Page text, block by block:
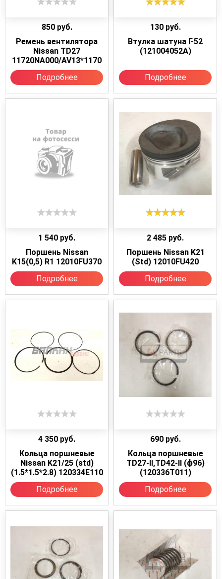
850 руб.
Ремень вентилятора
Nissan TD27
11720NA000/AV13*1170
Подробнее
130 руб.
Втулка шатуна Г-52
(121004052А)
Подробнее
1 540 руб.
Поршень Nissan
K15(0,5) R1 12010FU370
Подробнее
2 485 руб.
Поршень Nissan K21
(Std) 12010FU420
Подробнее
4 350 руб.
Кольца поршневые
Nissan K21/25 (std)
(1.5*1.5*2.8) 120334E110
Подробнее
690 руб.
Кольца поршневые
TD27-II,TD42-II (ф96)
(120336T011)
Подробнее